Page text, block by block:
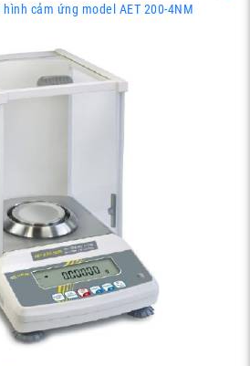
cảm ứng model AET 200-4NM